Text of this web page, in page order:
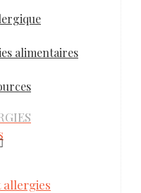
alimentaires
allergies